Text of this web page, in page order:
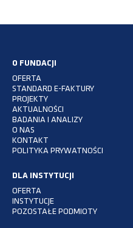
O FUNDACJI
OFERTA
STANDARD E-FAKTURY
PROJEKTY
AKTUALNOŚCI
BADANIA I ANALIZY
O NAS
KONTAKT
POLITYKA PRYWATNOŚCI
DLA INSTYTUCJI
OFERTA
INSTYTUCJE
POZOSTAŁE PODMIOTY